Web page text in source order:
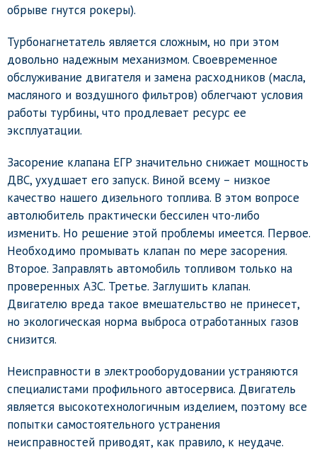
обрыве гнутся рокеры).
Турбонагнетатель является сложным, но при этом
довольно надежным механизмом. Своевременное
обслуживание двигателя и замена расходников (масла,
масляного и воздушного фильтров) облегчают условия
работы турбины, что продлевает ресурс ее
эксплуатации.
Засорение клапана ЕГР значительно снижает мощность
ДВС, ухудшает его запуск. Виной всему – низкое
качество нашего дизельного топлива. В этом вопросе
автолюбитель практически бессилен что-либо
изменить. Но решение этой проблемы имеется. Первое.
Необходимо промывать клапан по мере засорения.
Второе. Заправлять автомобиль топливом только на
проверенных АЗС. Третье. Заглушить клапан.
Двигателю вреда такое вмешательство не принесет,
но экологическая норма выброса отработанных газов
снизится.
Неисправности в электрооборудовании устраняются
специалистами профильного автосервиса. Двигатель
является высокотехнологичным изделием, поэтому все
попытки самостоятельного устранения
неисправностей приводят, как правило, к неудаче.